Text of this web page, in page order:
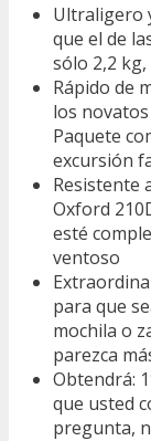
Ultraligero
que el de
sólo 2,2
Rápido de
los
Paquete
excursión
Resistente
Oxford
esté
ventoso
para que
mochila o
parezca
Obtendrá:
que usted
pregunta,